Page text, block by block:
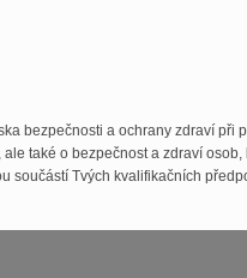
bezpečnosti a ochrany zdraví při
také o bezpečnost a zdraví
součástí Tvých kvalifikačních